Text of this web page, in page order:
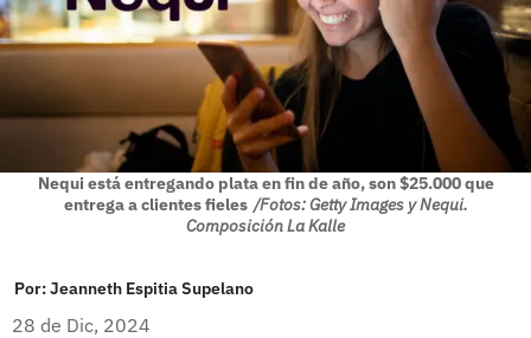
Nequi está entregando plata en fin de año, son $25.000 que
entrega a clientes fieles /Fotos: Getty Images y Nequi.
Composición La Kalle
Por:Jeanneth Espitia Supelano
28 de Dic, 2024